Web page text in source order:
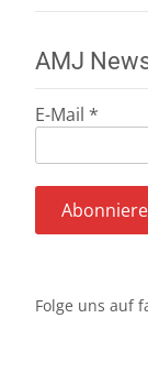
AMJ
E-Mail *
Folge uns auf